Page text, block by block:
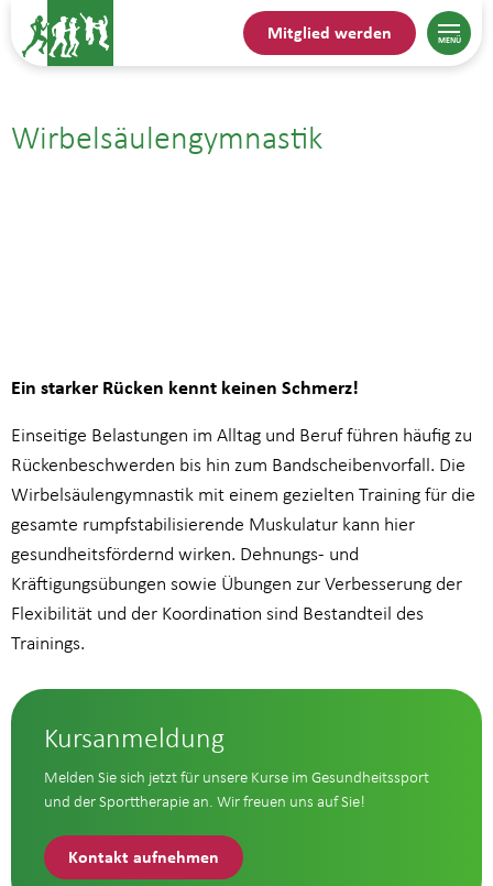
Mitglied werden
Wirbelsäulengymnastik
Ein starker Rücken kennt keinen Schmerz!
Einseitige Belastungen im Alltag und Beruf führen häufig zu
Rückenbeschwerden bis hin zum Bandscheibenvorfall. Die
Wirbelsäulengymnastik mit einem gezielten Training für die
gesamte rumpfstabilisierende Muskulatur kann hier
gesundheitsfördernd wirken. Dehnungs- und
Kräftigungsübungen sowie Übungen zur Verbesserung der
Flexibilität und der Koordination sind Bestandteil des
Trainings.
Kursanmeldung
Melden Sie sich jetzt für unsere Kurse im Gesundheitssport
und der Sporttherapie an. Wir freuen uns auf Sie!
Kontakt aufnehmen